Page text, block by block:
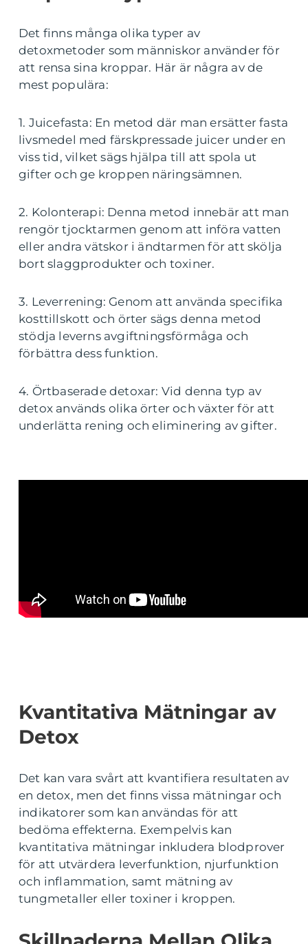
Det finns många olika typer av
detoxmetoder som människor använder för
att rensa sina kroppar. Här är några av de
mest populära:
1. Juicefasta: En metod där man ersätter fasta
livsmedel med färskpressade juicer under en
viss tid, vilket sägs hjälpa till att spola ut
gifter och ge kroppen näringsämnen.
2. Kolonterapi: Denna metod innebär att man
rengör tjocktarmen genom att införa vatten
eller andra vätskor i ändtarmen för att skölja
bort slaggprodukter och toxiner.
3. Leverrening: Genom att använda specifika
kosttillskott och örter sägs denna metod
stödja leverns avgiftningsförmåga och
förbättra dess funktion.
4. Örtbaserade detoxar: Vid denna typ av
detox används olika örter och växter för att
underlätta rening och eliminering av gifter.
Kvantitativa Mätningar av
Detox
Det kan vara svårt att kvantifiera resultaten av
en detox, men det finns vissa mätningar och
indikatorer som kan användas för att
bedöma effekterna. Exempelvis kan
kvantitativa mätningar inkludera blodprover
för att utvärdera leverfunktion, njurfunktion
och inflammation, samt mätning av
tungmetaller eller toxiner i kroppen.